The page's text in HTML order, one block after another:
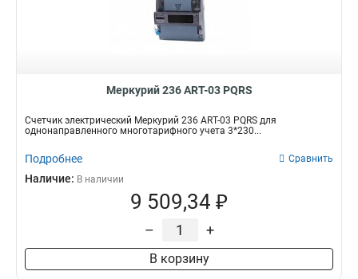
Меркурий 236 АRT-03 PQRS
Счетчик электрический Меркурий 236 АRT-03 PQRS для
однонаправленного многотарифного учета 3*230...
Подробнее Сравнить
Наличие: В наличии
9 509,34 ₽
– +
В корзину